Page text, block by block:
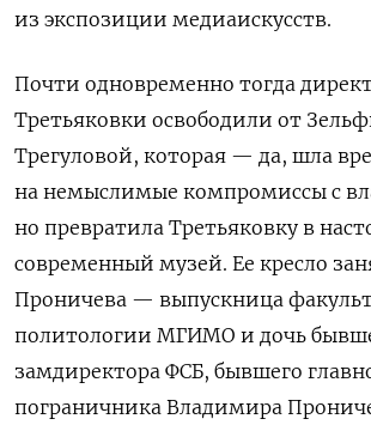
из экспозиции медиаискусств.
Почти одновременно тогда
Третьяковки освободили от
Трегуловой, которая — да, шла
на немыслимые компромиссы с
но превратила Третьяковку в
современный музей. Ее кресло
Проничева — выпускница
политологии МГИМО и дочь
замдиректора ФСБ, бывшего
пограничника Владимира